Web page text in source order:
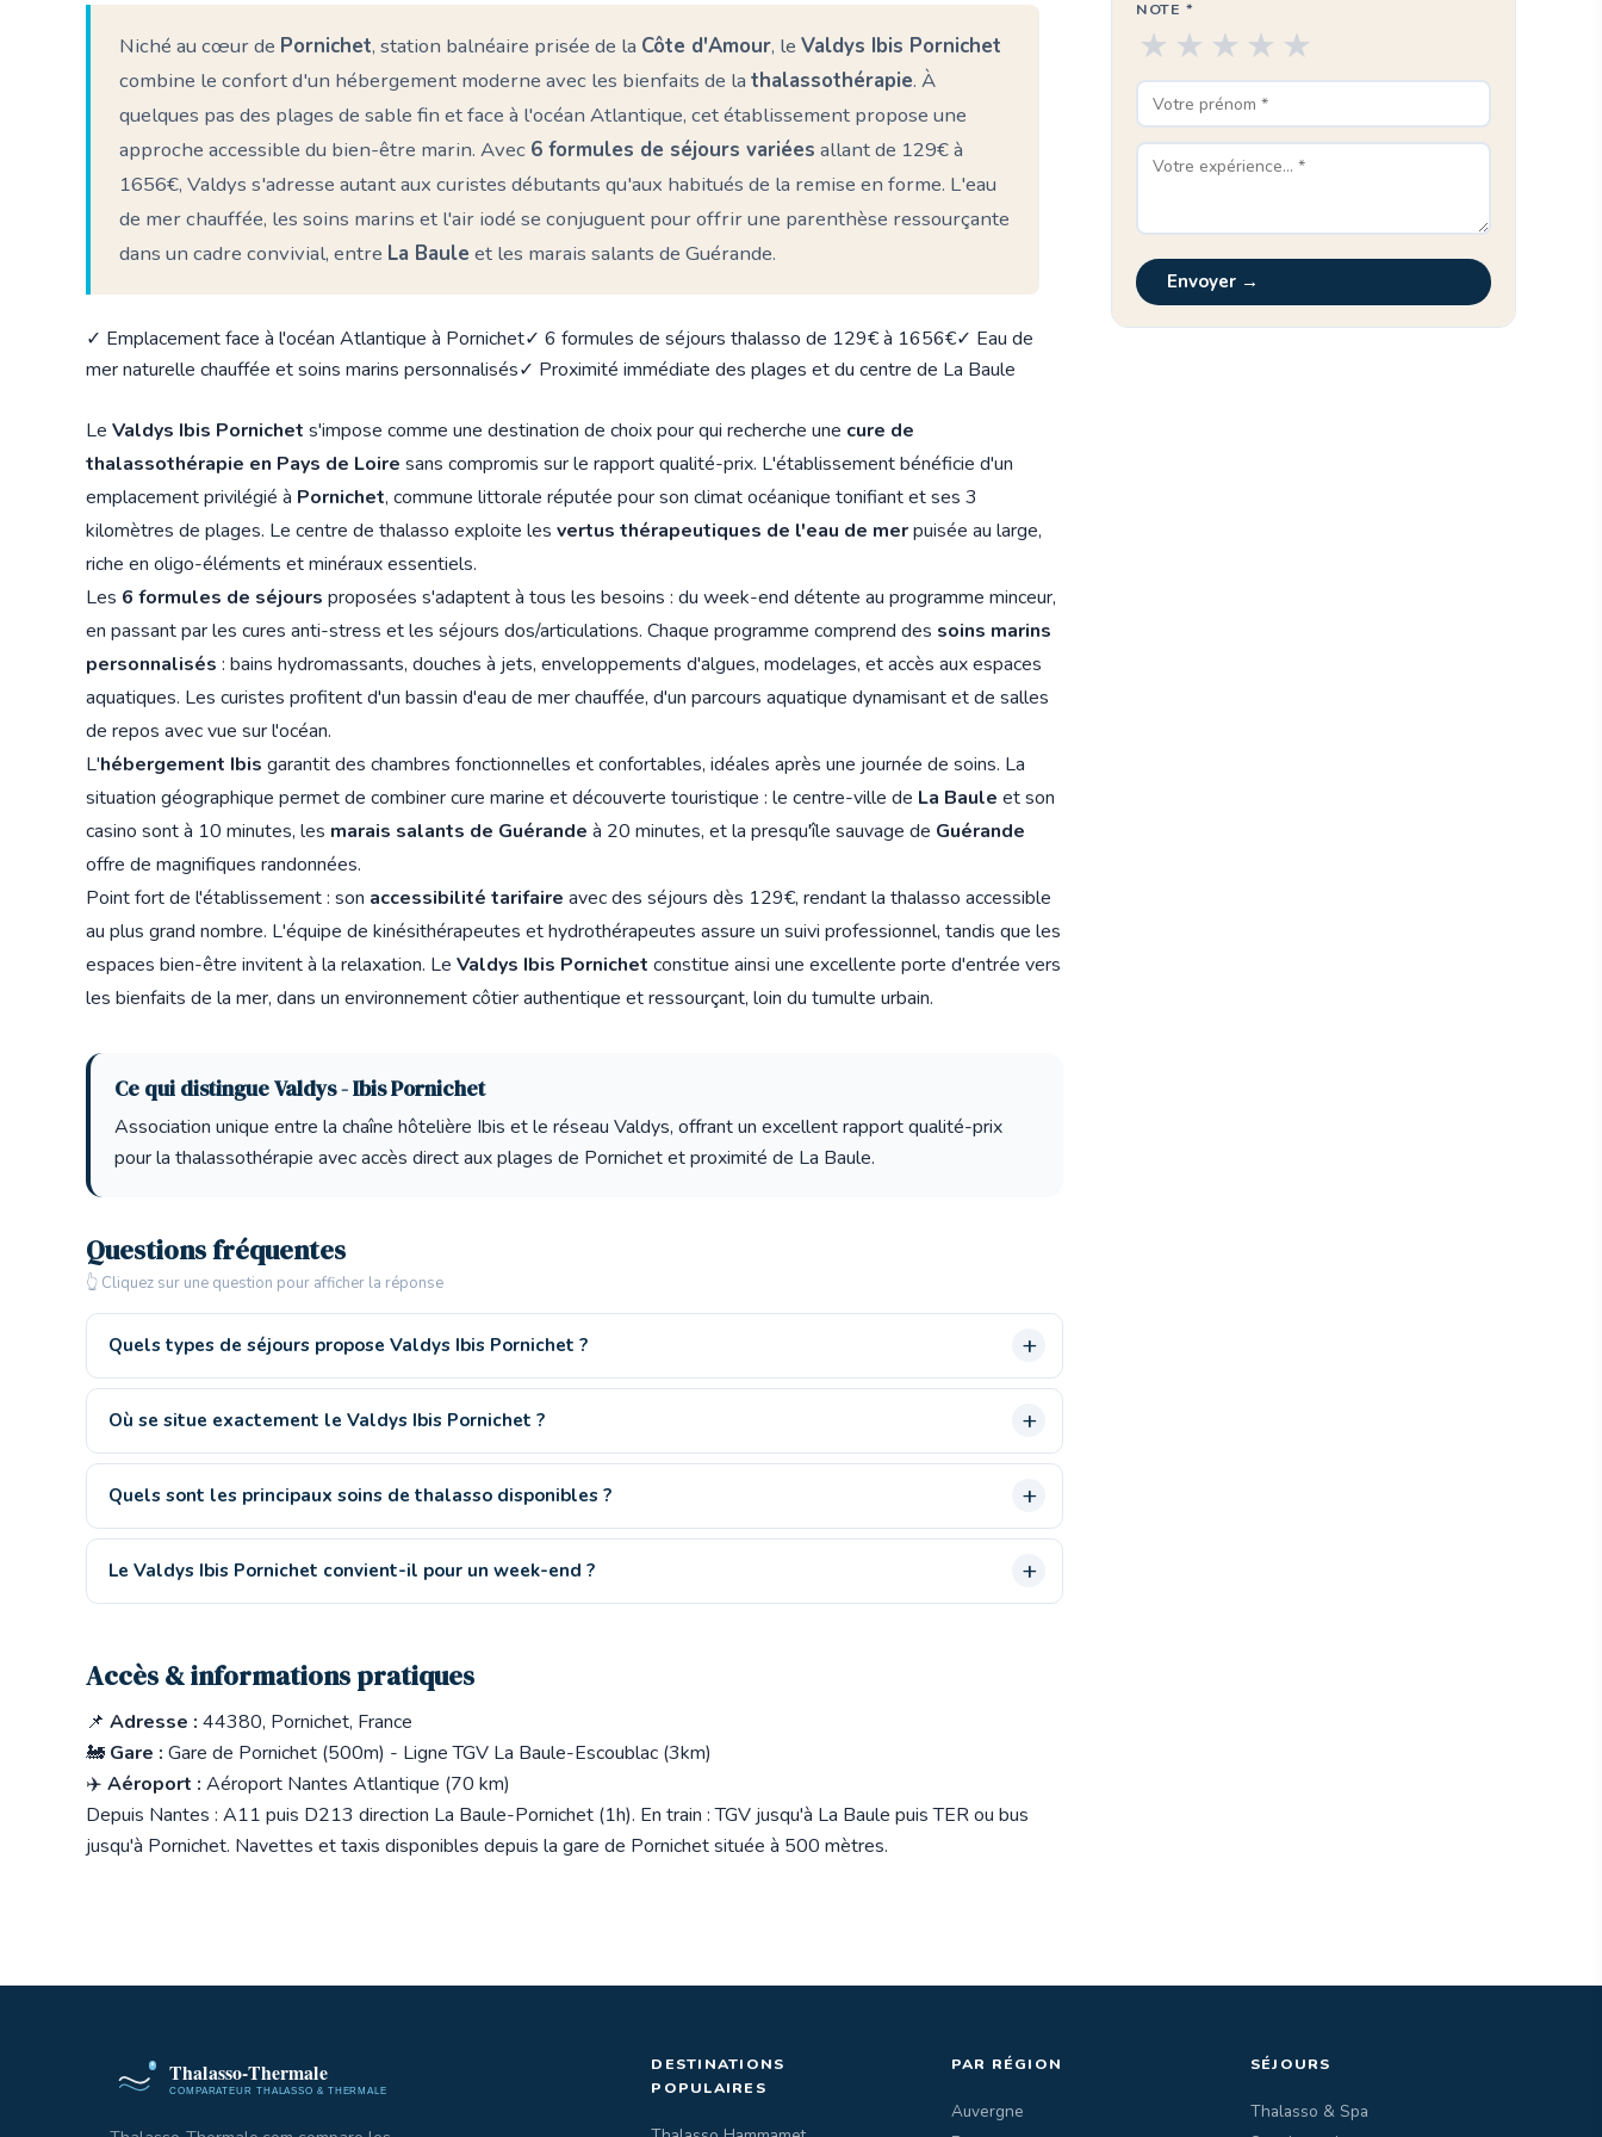
Niché au cœur de Pornichet, station balnéaire prisée de la Côte d'Amour, le Valdys Ibis Pornichet
combine le confort d'un hébergement moderne avec les bienfaits de la thalassothérapie. À
quelques pas des plages de sable fin et face à l'océan Atlantique, cet établissement propose une
approche accessible du bien-être marin. Avec 6 formules de séjours variées allant de 129€ à
1656€, Valdys s'adresse autant aux curistes débutants qu'aux habitués de la remise en forme. L'eau
de mer chauffée, les soins marins et l'air iodé se conjuguent pour offrir une parenthèse ressourçante
dans un cadre convivial, entre La Baule et les marais salants de Guérande.
✓ Emplacement face à l'océan Atlantique à Pornichet✓ 6 formules de séjours thalasso de 129€ à 1656€✓ Eau de
mer naturelle chauffée et soins marins personnalisés✓ Proximité immédiate des plages et du centre de La Baule
Le Valdys Ibis Pornichet s'impose comme une destination de choix pour qui recherche une cure de
thalassothérapie en Pays de Loire sans compromis sur le rapport qualité-prix. L'établissement bénéficie d'un
emplacement privilégié à Pornichet, commune littorale réputée pour son climat océanique tonifiant et ses 3
kilomètres de plages. Le centre de thalasso exploite les vertus thérapeutiques de l'eau de merpuisée au large,
riche en oligo-éléments et minéraux essentiels.
Les 6 formules de séjours proposées s'adaptent à tous les besoins : du week-end détente au programme minceur,
en passant par les cures anti-stress et les séjours dos/articulations. Chaque programme comprend des soins marins
personnalisés : bains hydromassants, douches à jets, enveloppements d'algues, modelages, et accès aux espaces
aquatiques. Les curistes profitent d'un bassin d'eau de mer chauffée, d'un parcours aquatique dynamisant et de salles
de repos avec vue sur l'océan.
L'hébergement Ibis garantit des chambres fonctionnelles et confortables, idéales après une journée de soins. La
situation géographique permet de combiner cure marine et découverte touristique : le centre-ville de La Baule et son
casino sont à 10 minutes, les marais salants de Guérande à 20 minutes, et la presqu'île sauvage de Guérande
offre de magnifiques randonnées.
Point fort de l'établissement : son accessibilité tarifaire avec des séjours dès 129€, rendant la thalasso accessible
au plus grand nombre. L'équipe de kinésithérapeutes et hydrothérapeutes assure un suivi professionnel, tandis que les
espaces bien-être invitent à la relaxation. Le Valdys Ibis Pornichet constitue ainsi une excellente porte d'entrée vers
les bienfaits de la mer, dans un environnement côtier authentique et ressourçant, loin du tumulte urbain.
Ce qui distingue Valdys - Ibis Pornichet
Association unique entre la chaîne hôtelière Ibis et le réseau Valdys, offrant un excellent rapport qualité-prix
pour la thalassothérapie avec accès direct aux plages de Pornichet et proximité de La Baule.
Questions fréquentes
👆 Cliquez sur une question pour afficher la réponse
Quels types de séjours propose Valdys Ibis Pornichet ?
Où se situe exactement le Valdys Ibis Pornichet ?
Quels sont les principaux soins de thalasso disponibles ?
Le Valdys Ibis Pornichet convient-il pour un week-end ?
Accès & informations pratiques
📌 Adresse : 44380, Pornichet, France
🚂 Gare : Gare de Pornichet (500m) - Ligne TGV La Baule-Escoublac (3km)
✈️ Aéroport : Aéroport Nantes Atlantique (70 km)
Depuis Nantes : A11 puis D213 direction La Baule-Pornichet (1h). En train : TGV jusqu'à La Baule puis TER ou bus
jusqu'à Pornichet. Navettes et taxis disponibles depuis la gare de Pornichet située à 500 mètres.
NOTE *
★
★
★
★
★
Envoyer →
DESTINATIONS
POPULAIRES
PAR RÉGION
Auvergne
SÉJOURS
Thalasso & Spa